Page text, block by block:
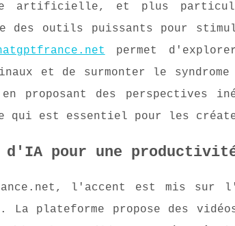
artificielle, et plus
des outils puissants pour
permet
et de surmonter le
en proposant des perspectives
est essentiel pour les
pour une
l'accent est mis
plateforme propose des